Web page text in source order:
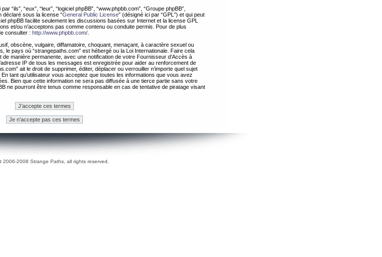
“ils”, “eux”, “leur”, “logiciel phpBB”, “www.phpbb.com”, “Groupe phpBB”,
déclaré sous la license “General Public License” (désigné ici par “GPL”) et qui peut
phpBB facilite seulement les discussions basées sur Internet et la license GPL
et/ou n’acceptons pas comme contenu ou conduite permis. Pour de plus
consulter : http://www.phpbb.com/
obscène, vulgaire, diffamatoire, choquant, menaçant, à caractère sexuel ou
le pays où “strangepaths.com” est hébergé ou la Loi Internationale. Faire cela
manière permanente, avec une notification de votre Fournisseur d’Accès à
IP de tous les messages est enregistrée pour aider au renforcement de
ait le droit de supprimer, éditer, déplacer ou verrouiller n’importe quel sujet
tant qu’utilisateur vous acceptez que toutes les informations que vous avez
Bien que cette information ne sera pas diffusée à une tierce partie sans votre
ne pourront être tenus comme responsable en cas de tentative de piratage visant
2006-2008 Strange Paths, all rights reserved.